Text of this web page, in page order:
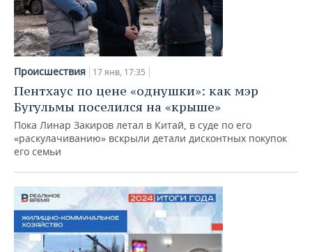
Происшествия 17 янв, 17:35
Пентхаус по цене «однушки»: как мэр
Бугульмы поселился на «крыше»
Пока Линар Закиров летал в Китай, в суде по его
«раскулачиванию» вскрыли детали дисконтных покупок
его семьи